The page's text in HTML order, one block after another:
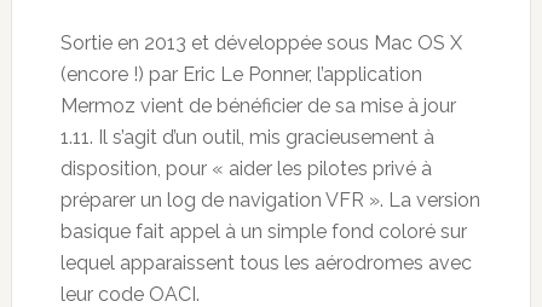
Sortie en 2013 et développée sous Mac OS X
(encore !) par Eric Le Ponner, l’application
Mermoz vient de bénéficier de sa mise à jour
1.11. Il s’agit d’un outil, mis gracieusement à
disposition, pour « aider les pilotes privé à
préparer un log de navigation VFR ». La version
basique fait appel à un simple fond coloré sur
lequel apparaissent tous les aérodromes avec
leur code OACI.